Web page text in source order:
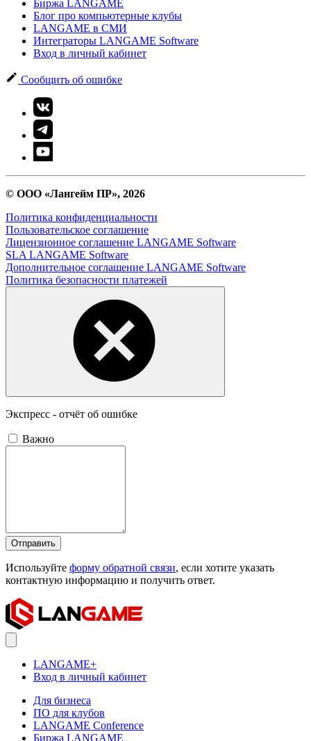
Биржа LANGAME
Блог про компьютерные клубы
LANGAME в СМИ
Интеграторы LANGAME Software
Вход в личный кабинет
Сообщить об ошибке
© ООО «Лангейм ПР», 2026
Политика конфиденциальности
Пользовательское соглашение
Лицензионное соглашение LANGAME Software
SLA LANGAME Software
Дополнительное соглашение LANGAME Software
Политика безопасности платежей
Экспресс - отчёт об ошибке
Важно
Отправить
Используйте форму обратной связи, если хотите указать
контактную информацию и получить ответ.
LANGAME+
Вход в личный кабинет
Для бизнеса
ПО для клубов
LANGAME Conference
Биржа LANGAME